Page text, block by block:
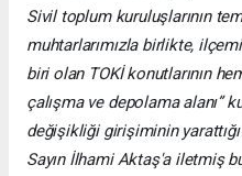
Sivil toplum kuruluşlarının
muhtarlarımızla birlikte,
biri olan TOKİ konutlarının
çalışma ve depolama alanı”
değişikliği girişiminin
Sayın İlhami Aktaş'a iletmiş